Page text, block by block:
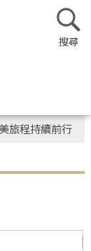
旅程持續前行